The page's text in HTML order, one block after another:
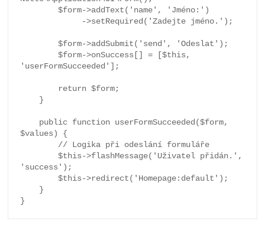
        $form->addText('name', 'Jméno:')
        $form->addSubmit('send', 'Odeslat');
        $form->onSuccess[] = [$this,
'userFormSucceeded'];
$values) {
        $this->flashMessage('Uživatel přidán.',
'success');
        $this->redirect('Homepage:default');